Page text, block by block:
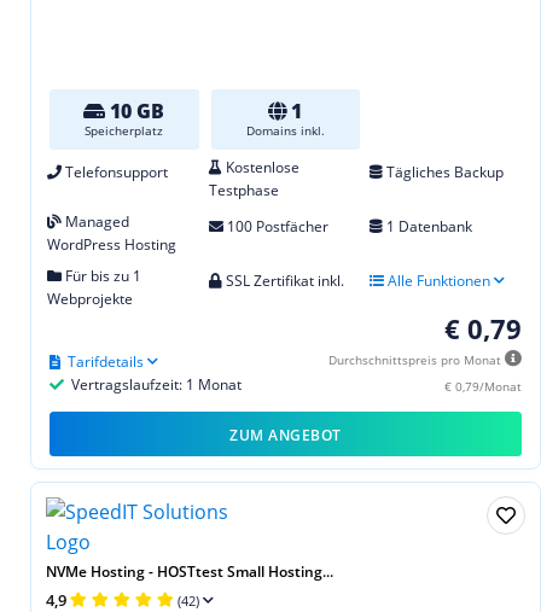
10 GB
Speicherplatz
1
Domains inkl.
Telefonsupport
Kostenlose
Testphase
Tägliches Backup
Managed
WordPress Hosting
100 Postfächer 1 Datenbank
Für bis zu 1
Webprojekte
SSL Zertifikat inkl. Alle Funktionen
€ 0,79
Durchschnittspreis pro Monat
€ 0,79/Monat
Vertragslaufzeit: 1 Monat
Tarifdetails
ZUM ANGEBOT
NVMe Hosting - HOSTtest Small Hosting...
4,9 (42)